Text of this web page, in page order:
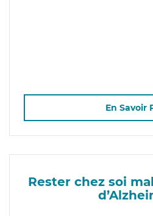
En Savoir
Rester chez soi